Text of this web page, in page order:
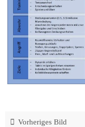
Vorheriges Bild